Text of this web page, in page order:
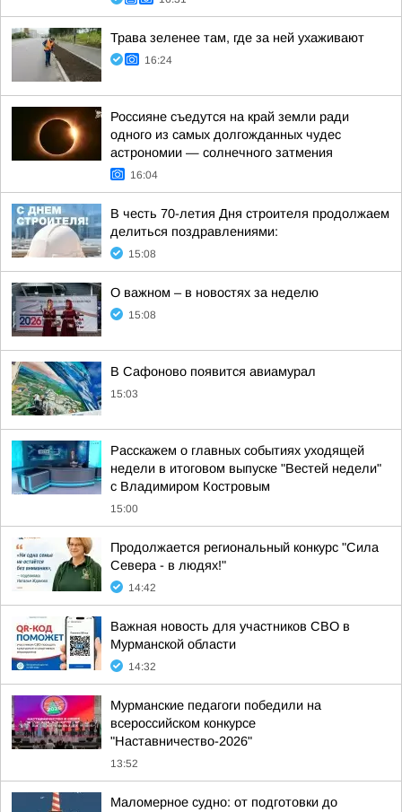
Трава зеленее там, где за ней ухаживают
16:24
Россияне съедутся на край земли ради
одного из самых долгожданных чудес
астрономии — солнечного затмения
16:04
В честь 70-летия Дня строителя продолжаем
делиться поздравлениями:
15:08
О важном – в новостях за неделю
15:08
В Сафоново появится авиамурал
15:03
Расскажем о главных событиях уходящей
недели в итоговом выпуске "Вестей недели"
с Владимиром Костровым
15:00
Продолжается региональный конкурс "Сила
Севера - в людях!"
14:42
Важная новость для участников СВО в
Мурманской области
14:32
Мурманские педагоги победили на
всероссийском конкурсе
"Наставничество-2026"
13:52
Маломерное судно: от подготовки до